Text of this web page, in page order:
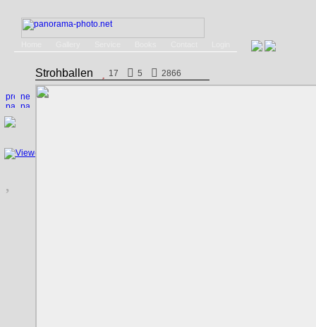
Strohballen 17 5 2866